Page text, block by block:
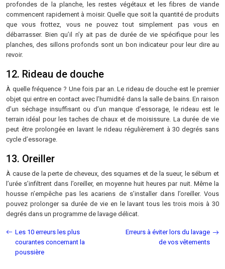
profondes de la planche, les restes végétaux et les fibres de viande
commencent rapidement à moisir. Quelle que soit la quantité de produits
que vous frottez, vous ne pouvez tout simplement pas vous en
débarrasser. Bien qu’il n’y ait pas de durée de vie spécifique pour les
planches, des sillons profonds sont un bon indicateur pour leur dire au
revoir.
12. Rideau de douche
À quelle fréquence ? Une fois par an. Le rideau de douche est le premier
objet qui entre en contact avec l’humidité dans la salle de bains. En raison
d’un séchage insuffisant ou d’un manque d’essorage, le rideau est le
terrain idéal pour les taches de chaux et de moisissure. La durée de vie
peut être prolongée en lavant le rideau régulièrement à 30 degrés sans
cycle d’essorage.
13. Oreiller
À cause de la perte de cheveux, des squames et de la sueur, le sébum et
l’urée s’infiltrent dans l’oreiller, en moyenne huit heures par nuit. Même la
housse n’empêche pas les acariens de s’installer dans l’oreiller. Vous
pouvez prolonger sa durée de vie en le lavant tous les trois mois à 30
degrés dans un programme de lavage délicat.
Les 10 erreurs les plus
courantes concernant la
poussière
Erreurs à éviter lors du lavage
de vos vêtements